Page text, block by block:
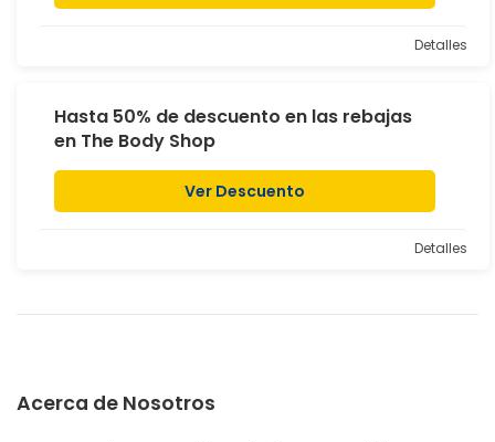
Detalles
Hasta 50% de descuento en las rebajas
en The Body Shop
Ver Descuento
Detalles
Acerca de Nosotros